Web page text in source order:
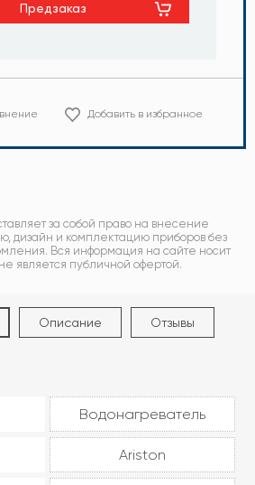
Предзаказ
Добавить в избранное
за собой право на внесение
дизайн и комплектацию приборов без
Вся информация на сайте носит
является публичной офертой.
Описание Отзывы
Водонагреватель
Ariston